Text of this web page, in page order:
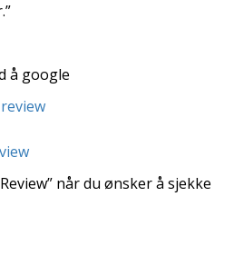
å google
når du ønsker å sjekke